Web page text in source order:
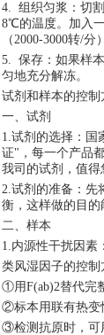
4. 组织匀浆：切
8℃的温度。加入
（2000-3000转/
5. 保存：如果样
匀地充分解冻。
试剂和样本的控制
一、试剂
1.试剂的选择：国
证"，每一个产品
我司的试剂，值得
2.试剂的准备：先
衡，这样做的目的
二、样本
1.内源性干扰因素
类风湿因子的控制
①用F(ab)2替代完
②标本用联有热变
③检测抗原时，可